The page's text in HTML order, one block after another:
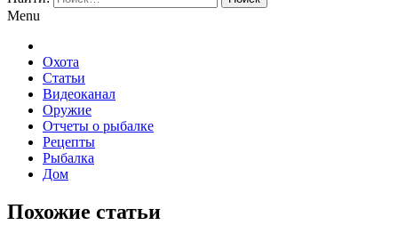
Menu
Охота
Статьи
Видеоканал
Оружие
Отчеты о рыбалке
Рецепты
Рыбалка
Дом
Похожие статьи